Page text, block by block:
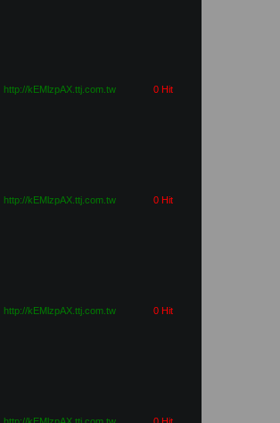
http://kEMlzpAX.ttj.com.tw 0 Hit
http://kEMlzpAX.ttj.com.tw 0 Hit
http://kEMlzpAX.ttj.com.tw 0 Hit